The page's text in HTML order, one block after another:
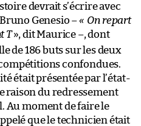
devrait s’écrire avec
Genesio –« On repart
T», dit Maurice –, dont
de 186 buts sur les deux
confondues.
était présentée par l’état-
raison du redressement
Au moment de faire le
que le technicien était